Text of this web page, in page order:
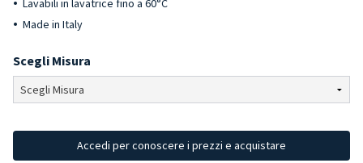
Lavabili in lavatrice fino a 60°C
Made in Italy
Scegli Misura
Accedi per conoscere i prezzi e acquistare